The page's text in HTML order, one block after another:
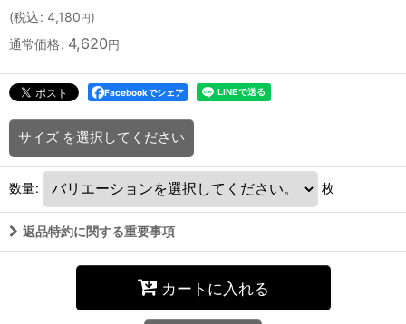
(税込: 4,180円)
通常価格: 4,620円
Facebookでシェア
サイズ を選択してください
数量: 枚
返品特約に関する重要事項
カートに入れる